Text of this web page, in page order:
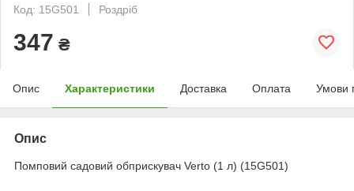
Код: 15G501
Роздріб
347 ₴
Опис Характеристики Доставка Оплата Умови
Опис
Помповий садовий обприскувач Verto (1 л) (15G501)